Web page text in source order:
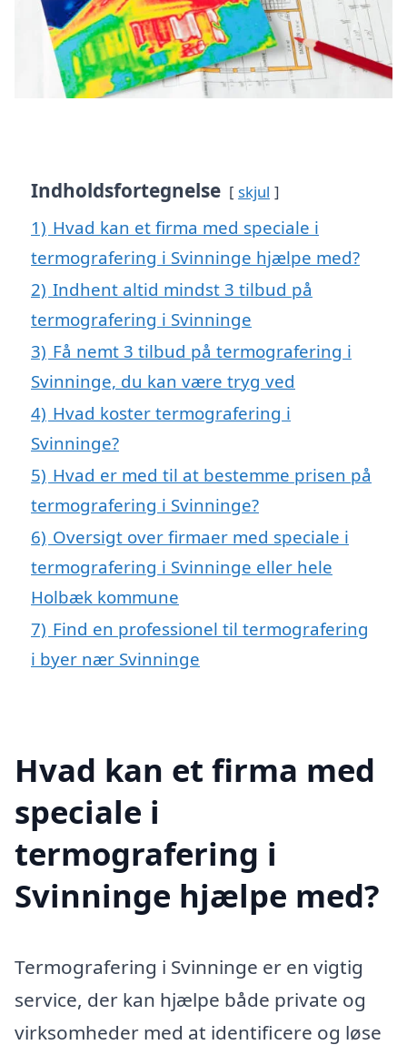
Indholdsfortegnelse skjul
1) Hvad kan et firma med speciale i
termografering i Svinninge hjælpe med?
2) Indhent altid mindst 3 tilbud på
termografering i Svinninge
3) Få nemt 3 tilbud på termografering i
Svinninge, du kan være tryg ved
4) Hvad koster termografering i
Svinninge?
5) Hvad er med til at bestemme prisen på
termografering i Svinninge?
6) Oversigt over firmaer med speciale i
termografering i Svinninge eller hele
Holbæk kommune
7) Find en professionel til termografering
i byer nær Svinninge
Hvad kan et firma med
speciale i
termografering i
Svinninge hjælpe med?
Termografering i Svinninge er en vigtig
service, der kan hjælpe både private og
virksomheder med at identificere og løse